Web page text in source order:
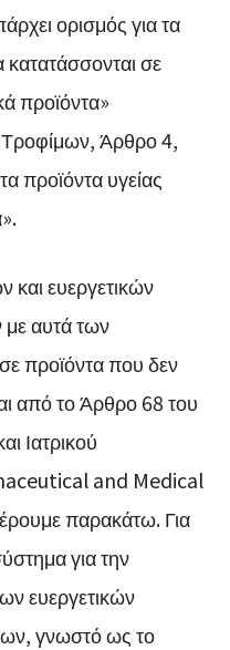
ορισμός για τα
κατατάσσονται σε
προϊόντα»
Τροφίμων, Άρθρο 4,
προϊόντα υγείας
και ευεργετικών
αυτά των
προϊόντα που δεν
από το Άρθρο 68 του
Ιατρικού
and Medical
παρακάτω. Για
για την
ευεργετικών
γνωστό ως το